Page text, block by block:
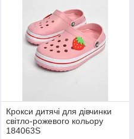
Крокси дитячі для дівчинки
світло-рожевого кольору
184063S